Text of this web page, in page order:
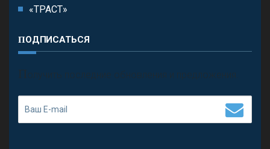
«ТРАСТ»
ПОДПИСАТЬСЯ
П олучить последние обновления и предложения.